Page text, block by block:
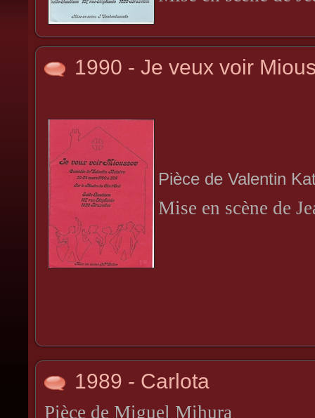
1990 - Je veux voir
Pièce de Valentin
Mise en scène de
1989 - Carlota
Pièce de Miguel Mihura